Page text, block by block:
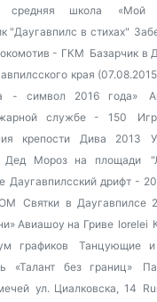
средняя школа
«Мой
"Даугавпилс в стихах"
- ГКМ Базарчик в
края
- символ 2016 года»
службе - 150
крепости
Дива 2013
Дед Мороз на площади
Даугавпилсский дрифт -
Святки в Даугавпилсе
Авиашоу на Гриве lorelei
графиков
Танцующие
«Талант без границ»
ул. Циалковска, 14